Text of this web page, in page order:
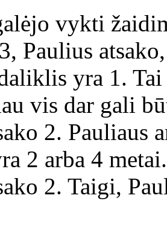
vykti
Paulius
yra 1.
vis dar gali
2. Pauliaus
2 arba 4
2. Taigi,